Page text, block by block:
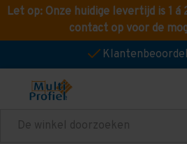
Let op: Onze huidige levertijd is 1 á
contact op voor de
Zoeken